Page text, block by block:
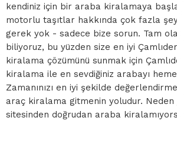
kendiniz için bir araba kiralamaya
motorlu taşıtlar hakkında çok fazla
gerek yok - sadece bize sorun. Tam
biliyoruz, bu yüzden size en iyi
kiralama çözümünü sunmak için
kiralama ile en sevdiğiniz arabayı
Zamanınızı en iyi şekilde
araç kiralama gitmenin yoludur.
sitesinden doğrudan araba